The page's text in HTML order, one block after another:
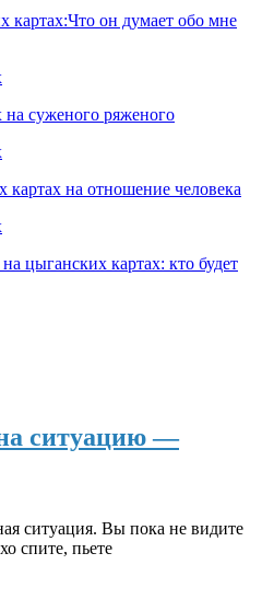
картах:Что он думает обо мне
на суженого ряженого
картах на отношение человека
цыганских картах: кто будет
ситуацию —
ситуация. Вы пока не видите
спите, пьете